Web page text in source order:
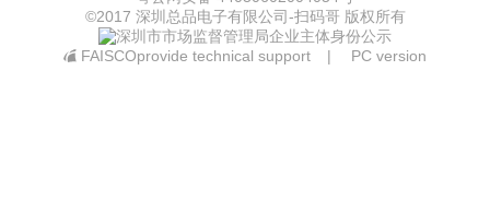
©2017 深圳总品电子有限公司-扫码哥 版权所有
FAISCOprovide technical support | PC version